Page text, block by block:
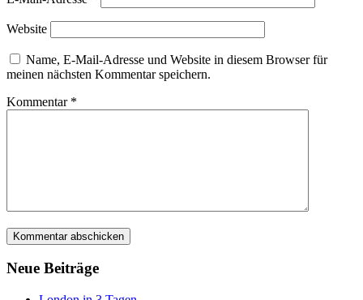
Website
Name, E-Mail-Adresse und Website in diesem Browser für
meinen nächsten Kommentar speichern.
Kommentar *
Neue Beiträge